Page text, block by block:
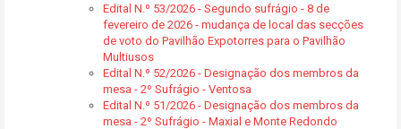
Edital N.º 53/2026 - Segundo sufrágio - 8 de
fevereiro de 2026 - mudança de local das secções
de voto do Pavilhão Expotorres para o Pavilhão
Multiusos
Edital N.º 52/2026 - Designação dos membros da
mesa - 2º Sufrágio - Ventosa
Edital N.º 51/2026 - Designação dos membros da
mesa - 2º Sufrágio - Maxial e Monte Redondo